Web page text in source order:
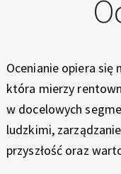
Ocenianie opiera się
która mierzy
w docelowych
ludzkimi,
przyszłość oraz